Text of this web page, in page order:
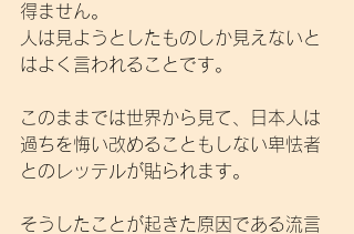
得ません。
人は見ようとしたものしか見えないと
はよく言われることです。
このままでは世界から見て、日本人は
過ちを悔い改めることもしない卑怯者
とのレッテルが貼られます。
そうしたことが起きた原因である流言